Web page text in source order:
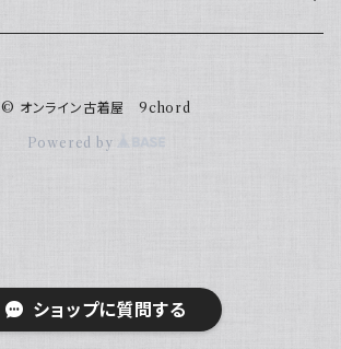
ショップに質問する
© オンライン古着屋 9chord
Powered by